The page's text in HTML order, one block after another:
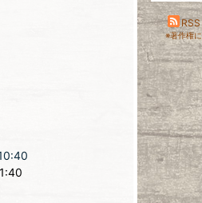
RSS
※著作権